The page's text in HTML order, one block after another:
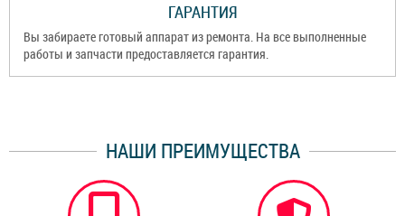
ГАРАНТИЯ
Вы забираете готовый аппарат из ремонта. На все выполненные
работы и запчасти предоставляется гарантия.
НАШИ ПРЕИМУЩЕСТВА